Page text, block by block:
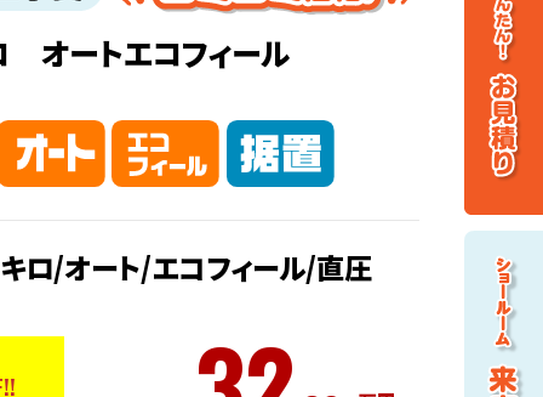
ートエコフィール
ロ/オート/エコフィール/直圧